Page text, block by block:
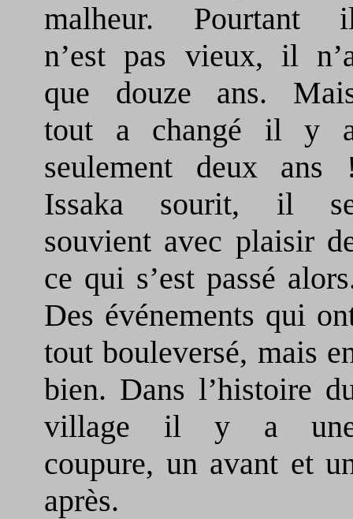
malheur. Pourtant
n’est pas vieux, il
que douze ans.
tout a changé il y
seulement deux ans
Issaka sourit, il
souvient avec plaisir
ce qui s’est passé
Des événements qui
tout bouleversé, mais
bien. Dans l’histoire
village il y a
coupure, un avant et
après.